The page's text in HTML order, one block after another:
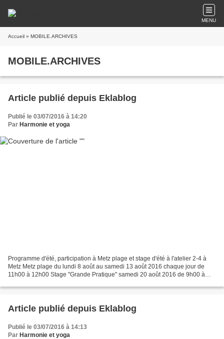
MENU
Accueil » MOBILE.ARCHIVES
MOBILE.ARCHIVES
Article publié depuis Eklablog
Publié le 03/07/2016 à 14:20
Par Harmonie et yoga
Programme d'été, participation à Metz plage et stage d'été à l'atelier 2-4 à
Metz Metz plage du lundi 8 août au samedi 13 août 2016 chaque jour de
11h00 à 12h00 Stage "Grande Pratique" samedi 20 août 2016 de 9h00 à
Article publié depuis Eklablog
Publié le 03/07/2016 à 14:13
Par Harmonie et yoga